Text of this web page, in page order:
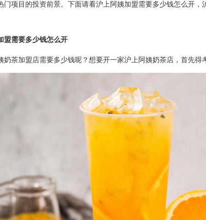
门项目的投资前景。下面请看沪上阿姨加盟需要多少钱怎么开，
需要多少钱怎么开
加盟店需要多少钱呢？想要开一家沪上阿姨奶茶店，首先得